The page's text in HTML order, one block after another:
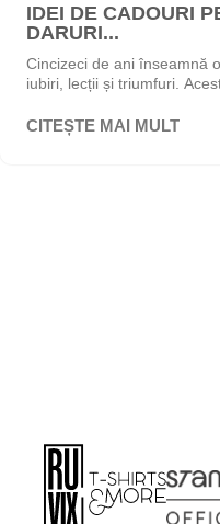
IDEI DE CADOURI
DARURI...
Cincizeci de ani înseamnă
iubiri, lecții și triumfuri.
CITEȘTE MAI MULT